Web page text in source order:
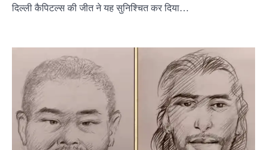
दिल्ली कैपिटल्स की जीत ने यह सुनिश्चित कर दिया…